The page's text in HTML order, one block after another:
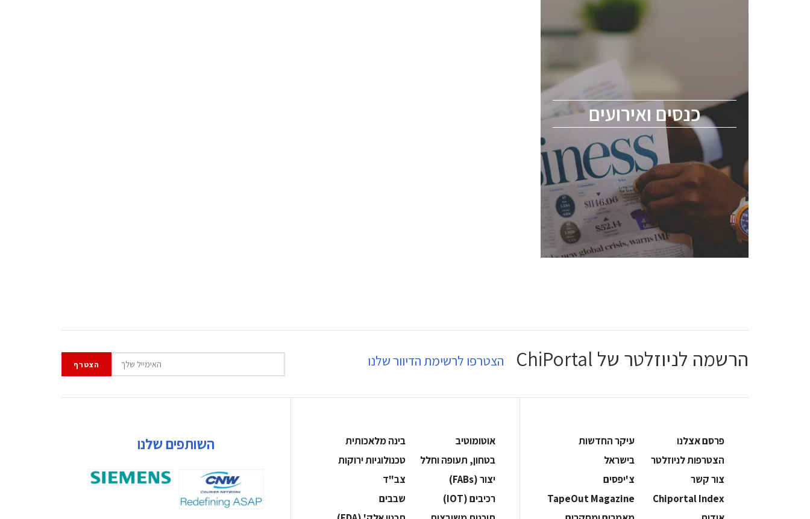
כנסים ואירועים
כנסים ואירועים
הסמיקונדקטור כולל מהנדסים, מומחים מקצועיים
ChipEx2026 will be held on May 12-13,
2026. The conference is intended for
everyone involved in the semiconductor
industry, including engineers, professional
experts, and senior executives.
לחץ לפרטים
הרשמה לניוזלטר של ChiPortal הצטרפו לרשימת הדיוור שלנו
פרסם אצלנו
עיקר החדשות
הצטרפות לניוזלטר
בישראל
צור קשר
צ'יפסים
Chiportal Index
TapeOut Magazine
אוטומוטיב
בינה מלאכותית
בטחון, תעופה וחלל
‫טכנולוגיות ירוקות‬
‫יצור (‪(FABs‬‬
‫צב"ד‬
‫רכיבים‬ (IOT)
‫שבבים‬
השותפים שלנו